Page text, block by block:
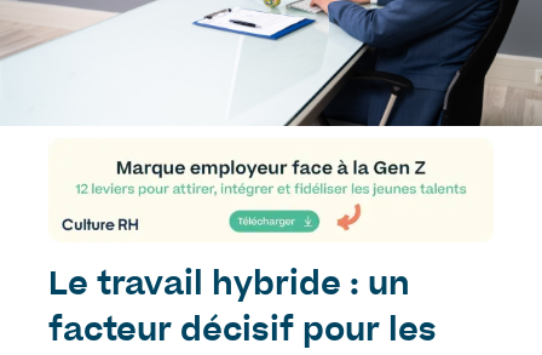
Le travail hybride : un
facteur décisif pour les